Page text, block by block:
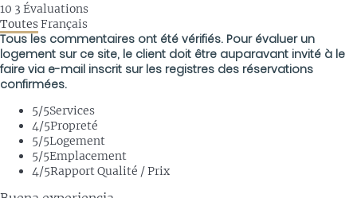
10 3 Évaluations
ToutesFrançais
Tous les commentaires ont été vérifiés. Pour évaluer un
logement sur ce site, le client doit être auparavant invité à le
faire via e-mail inscrit sur les registres des réservations
confirmées.
5/5Services
4/5Propreté
5/5Logement
5/5Emplacement
4/5Rapport Qualité / Prix